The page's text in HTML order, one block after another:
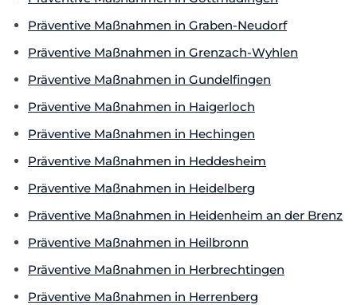
Präventive Maßnahmen in Graben-Neudorf
Präventive Maßnahmen in Grenzach-Wyhlen
Präventive Maßnahmen in Gundelfingen
Präventive Maßnahmen in Haigerloch
Präventive Maßnahmen in Hechingen
Präventive Maßnahmen in Heddesheim
Präventive Maßnahmen in Heidelberg
Präventive Maßnahmen in Heidenheim an der Brenz
Präventive Maßnahmen in Heilbronn
Präventive Maßnahmen in Herbrechtingen
Präventive Maßnahmen in Herrenberg